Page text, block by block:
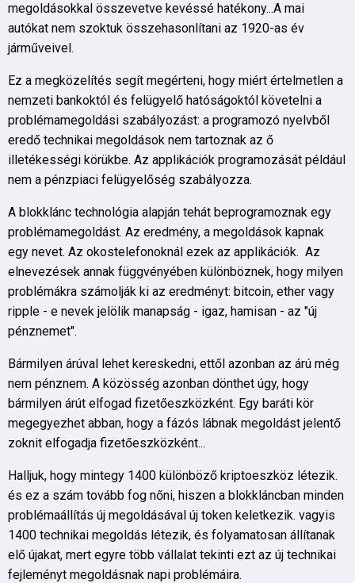
megoldásokkal összevetve kevéssé hatékony...A mai
autókat nem szoktuk összehasonlítani az 1920-as év
járműveivel.
Ez a megközelítés segít megérteni, hogy miért értelmetlen a
nemzeti bankoktól és felügyelő hatóságoktól követelni a
problémamegoldási szabályozást: a programozó nyelvből
eredő technikai megoldások nem tartoznak az ő
illetékességi körükbe. Az applikációk programozását például
nem a pénzpiaci felügyelőség szabályozza.
A blokklánc technológia alapján tehát beprogramoznak egy
problémamegoldást. Az eredmény, a megoldások kapnak
egy nevet. Az okostelefonoknál ezek az applikációk. Az
elnevezések annak függvényében különböznek, hogy milyen
problémákra számolják ki az eredményt: bitcoin, ether vagy
ripple - e nevek jelölik manapság - igaz, hamisan - az "új
pénznemet".
Bármilyen árúval lehet kereskedni, ettől azonban az árú még
nem pénznem. A közösség azonban dönthet úgy, hogy
bármilyen árút elfogad fizetőeszközként. Egy baráti kör
megegyezhet abban, hogy a fázós lábnak megoldást jelentő
zoknit elfogadja fizetőeszközként...
Halljuk, hogy mintegy 1400 különböző kriptoeszköz létezik.
és ez a szám tovább fog nőni, hiszen a blokkláncban minden
problémaállítás új megoldásával új token keletkezik. vagyis
1400 technikai megoldás létezik, és folyamatosan állítanak
elő újakat, mert egyre több vállalat tekinti ezt az új technikai
fejleményt megoldásnak napi problémáira.